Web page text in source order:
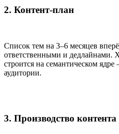
2. Контент-план
Список тем на 3–6 месяцев
ответственными и дедлайнами.
строится на семантическом
аудитории.
3. Производство контента